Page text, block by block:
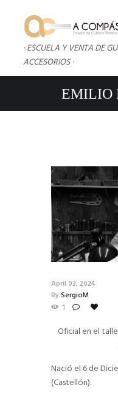
· ESCUELA Y VENTA DE
ACCESORIOS ·
EMILIO
April 03, 2024
By SergioM
1
Oficial en el
Nació el 6 de
(Castellón).